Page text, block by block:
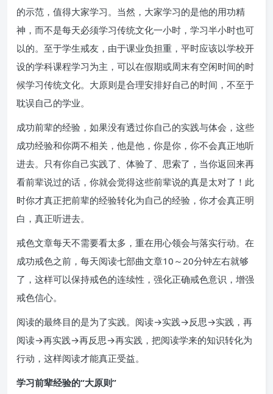
的示范，值得大家学习。当然，大家学习的是他的用功精
神，而不是每天必须学习传统文化一小时，学习半小时也可
以的。至于学生戒友，由于课业负担重，平时应该以学校开
设的学科课程学习为主，可以在假期或周末有空闲时间的时
候学习传统文化。大原则是合理安排好自己的时间，不至于
耽误自己的学业。
成功前辈的经验，如果没有透过你自己的实践与体会，这些
成功经验和你两不相关，他是他，你是你，你不会真正地听
进去。只有你自己实践了、体验了、思索了，当你返回来再
看前辈说过的话，你就会觉得这些前辈说的真是太对了！此
时你才真正把前辈的经验转化为自己的经验，你才会真正明
白，真正听进去。
戒色文章每天不需要看太多，重在用心领会与落实行动。在
成功戒色之前，每天阅读七部曲文章10～20分钟左右就够
了，这样可以保持戒色的连续性，强化正确戒色意识，增强
戒色信心。
阅读的最终目的是为了实践。阅读→实践→反思→实践，再
阅读→再实践→再反思→再实践，把阅读学来的知识转化为
行动，这样阅读才能真正受益。
学习前辈经验的“大原则”